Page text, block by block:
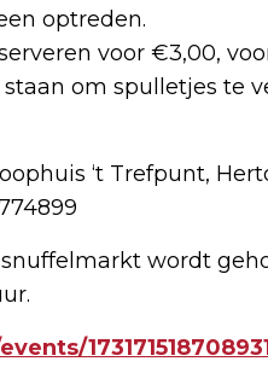
optreden.
voor €3,00,
om spulletjes te
‘t Trefpunt,
wordt